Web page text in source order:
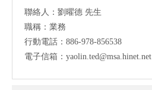
聯絡人：劉曜德 先生
職稱：業務
行動電話：886-978-856538
電子信箱：yaolin.ted@msa.hinet.net